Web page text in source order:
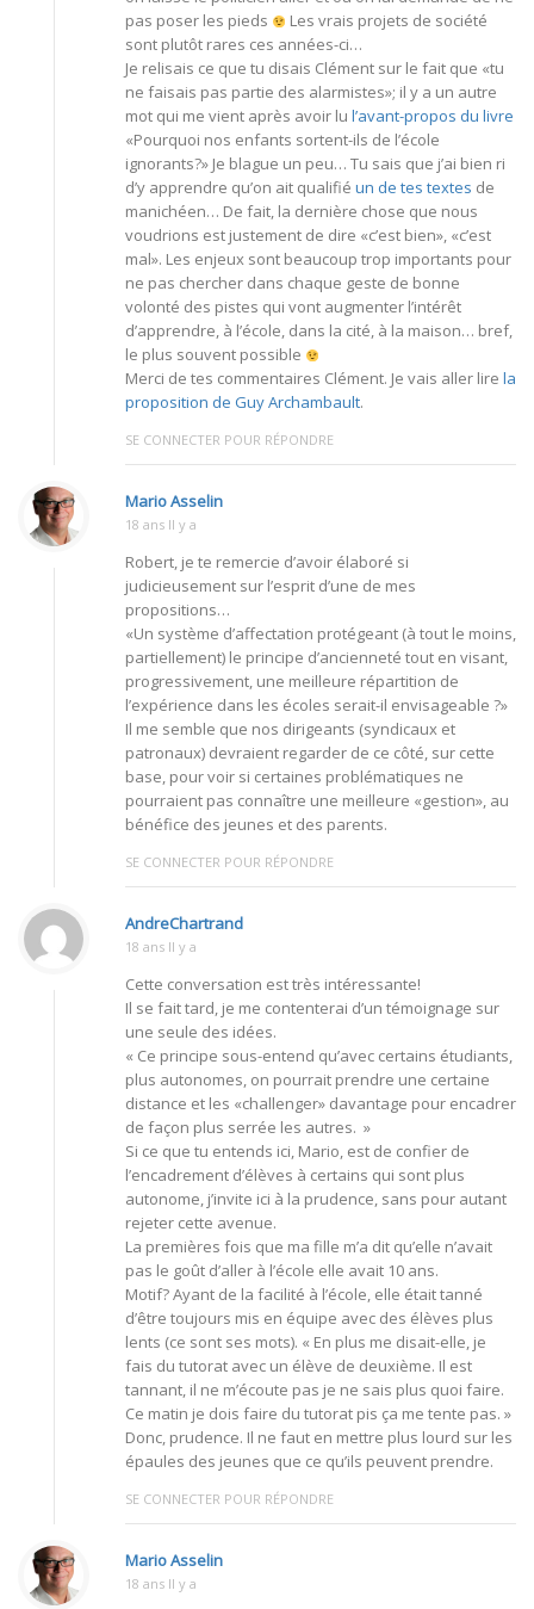
pas poser les pieds
Les vrais projets de société
sont plutôt rares ces années-ci…
Je relisais ce que tu disais Clément sur le fait que «tu
ne faisais pas partie des alarmistes»; il y a un autre
mot qui me vient après avoir lu l’avant-propos du livre
«Pourquoi nos enfants sortent-ils de l’école
ignorants?» Je blague un peu… Tu sais que j’ai bien ri
d’y apprendre qu’on ait qualifié un de tes textes de
manichéen… De fait, la dernière chose que nous
voudrions est justement de dire «c’est bien», «c’est
mal». Les enjeux sont beaucoup trop importants pour
ne pas chercher dans chaque geste de bonne
volonté des pistes qui vont augmenter l’intérêt
d’apprendre, à l’école, dans la cité, à la maison… bref,
le plus souvent possible
Merci de tes commentaires Clément. Je vais aller lire la
proposition de Guy Archambault.
SE CONNECTER POUR RÉPONDRE
Mario Asselin
18 ans Il y a
Robert, je te remercie d’avoir élaboré si
judicieusement sur l’esprit d’une de mes
propositions…
«Un système d’affectation protégeant (à tout le moins,
partiellement) le principe d’ancienneté tout en visant,
progressivement, une meilleure répartition de
l’expérience dans les écoles serait-il envisageable ?»
Il me semble que nos dirigeants (syndicaux et
patronaux) devraient regarder de ce côté, sur cette
base, pour voir si certaines problématiques ne
pourraient pas connaître une meilleure «gestion», au
bénéfice des jeunes et des parents.
SE CONNECTER POUR RÉPONDRE
AndreChartrand
18 ans Il y a
Cette conversation est très intéressante!
Il se fait tard, je me contenterai d’un témoignage sur
une seule des idées.
« Ce principe sous-entend qu’avec certains étudiants,
plus autonomes, on pourrait prendre une certaine
distance et les «challenger» davantage pour encadrer
de façon plus serrée les autres. »
Si ce que tu entends ici, Mario, est de confier de
l’encadrement d’élèves à certains qui sont plus
autonome, j’invite ici à la prudence, sans pour autant
rejeter cette avenue.
La premières fois que ma fille m’a dit qu’elle n’avait
pas le goût d’aller à l’école elle avait 10 ans.
Motif? Ayant de la facilité à l’école, elle était tanné
d’être toujours mis en équipe avec des élèves plus
lents (ce sont ses mots). « En plus me disait-elle, je
fais du tutorat avec un élève de deuxième. Il est
tannant, il ne m’écoute pas je ne sais plus quoi faire.
Ce matin je dois faire du tutorat pis ça me tente pas. »
Donc, prudence. Il ne faut en mettre plus lourd sur les
épaules des jeunes que ce qu’ils peuvent prendre.
SE CONNECTER POUR RÉPONDRE
Mario Asselin
18 ans Il y a